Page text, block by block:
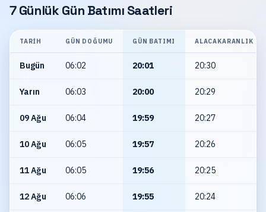
7 Günlük Gün Batımı Saatleri
TARIH GÜN DOĞUMU GÜN BATIMI ALACAKARANLIK
Bugün 06:02 20:01 20:30
Yarın 06:03 20:00 20:29
09 Ağu 06:04 19:59 20:27
10 Ağu 06:05 19:57 20:26
11 Ağu 06:05 19:56 20:25
12 Ağu 06:06 19:55 20:24